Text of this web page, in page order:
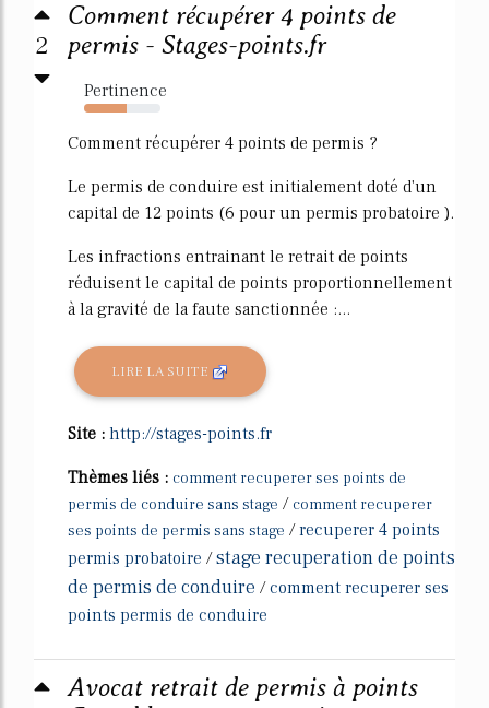
2
Comment récupérer 4 points de
permis - Stages-points.fr
Pertinence
55%
Comment récupérer 4 points de permis ?
Le permis de conduire est initialement doté d'un
capital de 12 points (6 pour un permis probatoire ).
Les infractions entrainant le retrait de points
réduisent le capital de points proportionnellement
à la gravité de la faute sanctionnée :...
LIRE LA SUITE
Site : http://stages-points.fr
Thèmes liés : comment recuperer ses points de
permis de conduire sans stage / comment recuperer
ses points de permis sans stage /recuperer 4 points
permis probatoire /stage recuperation de points
de permis de conduire /comment recuperer ses
points permis de conduire
Avocat retrait de permis à points